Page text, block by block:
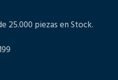
25.000 piezas en Stock.